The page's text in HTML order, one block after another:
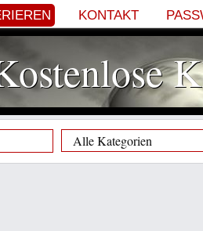
KONTAKT